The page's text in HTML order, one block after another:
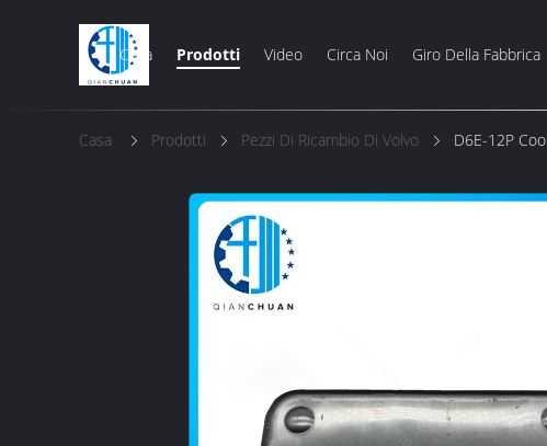
Casa Prodotti Video Circa Noi Giro Della Fabbrica
Casa Prodotti Pezzi Di Ricambio Di Volvo D6E-12P